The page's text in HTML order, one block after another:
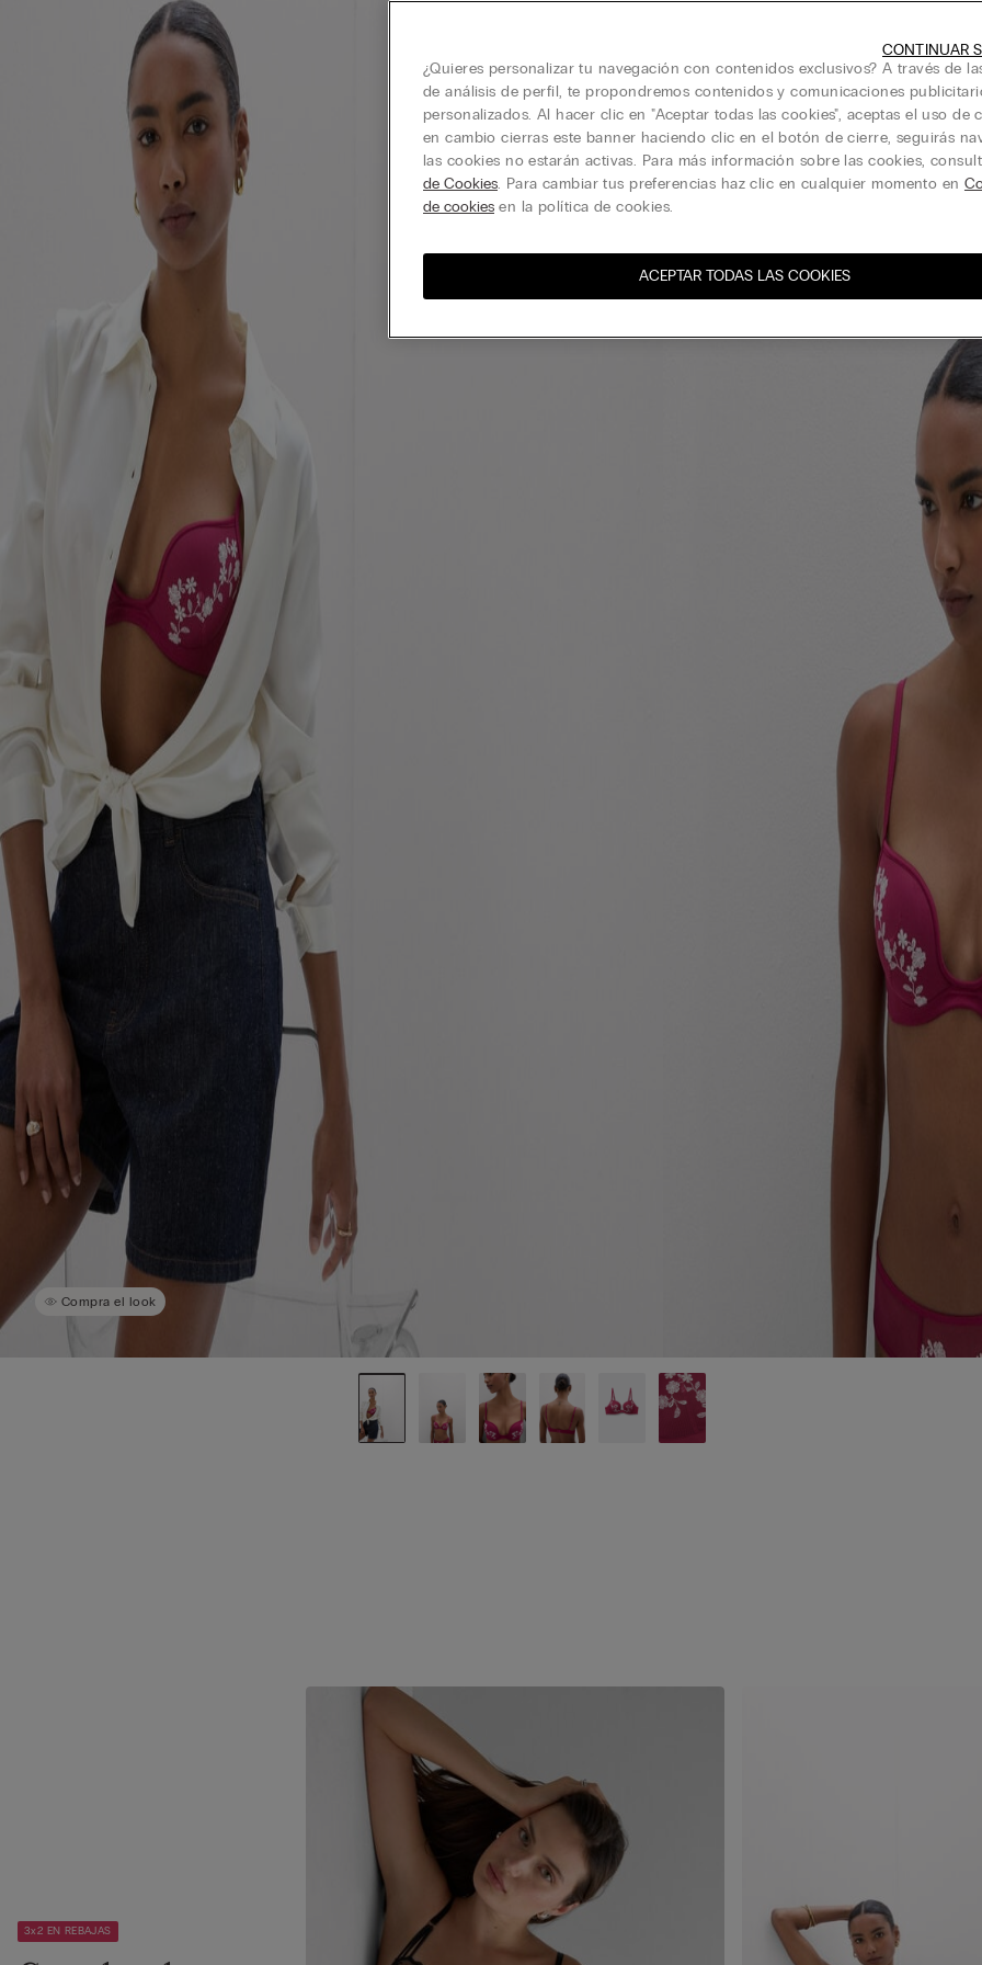
Compra el look
3x2 EN REBAJAS
¿Quieres personalizar tu navegación con contenidos exclusivos? A través de
de análisis de perfil, te propondremos contenidos y comunicaciones
personalizados. Al hacer clic en "Aceptar todas las cookies", aceptas el uso de
en cambio cierras este banner haciendo clic en el botón de cierre, seguirás
las cookies no estarán activas. Para más información sobre las cookies,
de Cookies. Para cambiar tus preferencias haz clic en cualquier momento en
de cookies en la política de cookies.
ACEPTAR TODAS LAS COOKIES
CONTINUAR